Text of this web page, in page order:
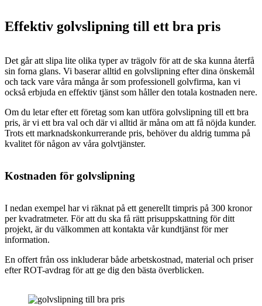
Effektiv golvslipning till ett bra pris
Det går att slipa lite olika typer av trägolv för att de ska kunna återfå
sin forna glans. Vi baserar alltid en golvslipning efter dina önskemål
och tack vare våra många år som professionell golvfirma, kan vi
också erbjuda en effektiv tjänst som håller den totala kostnaden nere.
Om du letar efter ett företag som kan utföra golvslipning till ett bra
pris, är vi ett bra val och där vi alltid är måna om att få nöjda kunder.
Trots ett marknadskonkurrerande pris, behöver du aldrig tumma på
kvalitet för någon av våra golvtjänster.
Kostnaden för golvslipning
I nedan exempel har vi räknat på ett generellt timpris på 300 kronor
per kvadratmeter. För att du ska få rätt prisuppskattning för ditt
projekt, är du välkommen att kontakta vår kundtjänst för mer
information.
En offert från oss inkluderar både arbetskostnad, material och priser
efter ROT-avdrag för att ge dig den bästa överblicken.